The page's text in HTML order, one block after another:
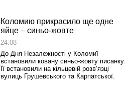
Коломию прикрасило ще одне
яйце – синьо-жовте
24.08
До Дня Незалежності у Коломиї
встановили ковану синьо-жовту писанку.
Її встановили на кільцевій розв’язці
вулиць Грушевського та Карпатської.